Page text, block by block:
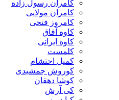
کامران رسول زاده
کامران مولایی
کامروز فتحی
کاوه آفاق
کاوه ایرانی
کلمست
کمیل احتشام
کوروش جمشیدی
کوشا دهقان
کی آرش